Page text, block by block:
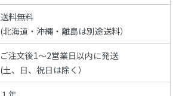
送料無料
(北海道・沖縄・離島は別途送料）
ご注文後1～2営業日以内に発送
(土、日、祝日は除く）